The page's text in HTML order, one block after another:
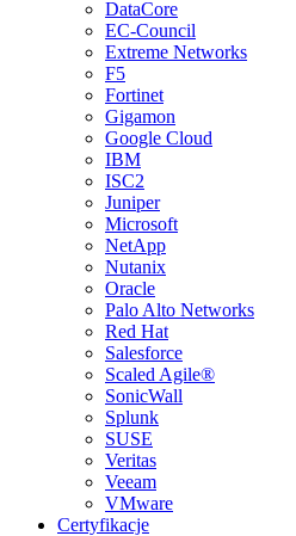
DataCore
EC-Council
Extreme Networks
F5
Fortinet
Gigamon
Google Cloud
IBM
ISC2
Juniper
Microsoft
NetApp
Nutanix
Oracle
Palo Alto Networks
Red Hat
Salesforce
Scaled Agile®
SonicWall
Splunk
SUSE
Veritas
Veeam
VMware
Certyfikacje